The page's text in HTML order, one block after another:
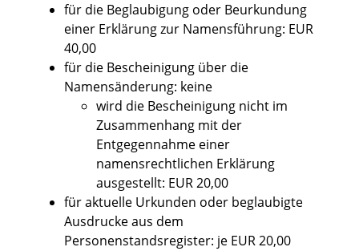
für die Beglaubigung oder Beurkundung
einer Erklärung zur Namensführung: EUR
40,00
für die Bescheinigung über die
Namensänderung: keine
wird die Bescheinigung nicht im
Zusammenhang mit der
Entgegennahme einer
namensrechtlichen Erklärung
ausgestellt: EUR 20,00
für aktuelle Urkunden oder beglaubigte
Ausdrucke aus dem
Personenstandsregister: je EUR 20,00